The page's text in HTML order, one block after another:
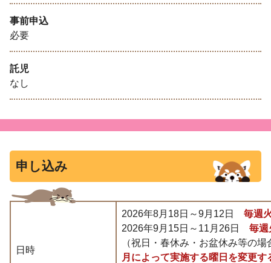
事前申込
必要
託児
なし
申し込み
日時
2026年8月18日～9月12日 毎週
2026年9月15日～11月26日 毎
（祝日・春休み・お盆休み等の場
月によって実施する曜日を変更す